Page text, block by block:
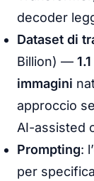
decoder
Dataset di
Billion) —
immagini
approccio
AI-assisted
Prompting:
per